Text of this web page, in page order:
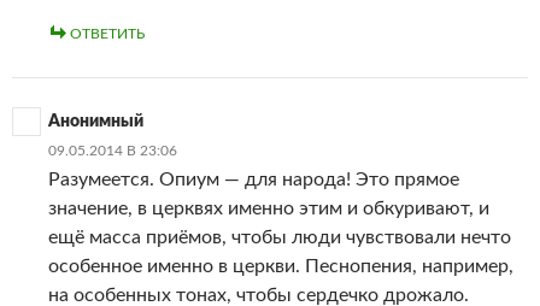
ОТВЕТИТЬ
Анонимный
09.05.2014 В 23:06
Разумеется. Опиум — для народа! Это прямое
значение, в церквях именно этим и обкуривают, и
ещё масса приёмов, чтобы люди чувствовали нечто
особенное именно в церкви. Песнопения, например,
на особенных тонах, чтобы сердечко дрожало.